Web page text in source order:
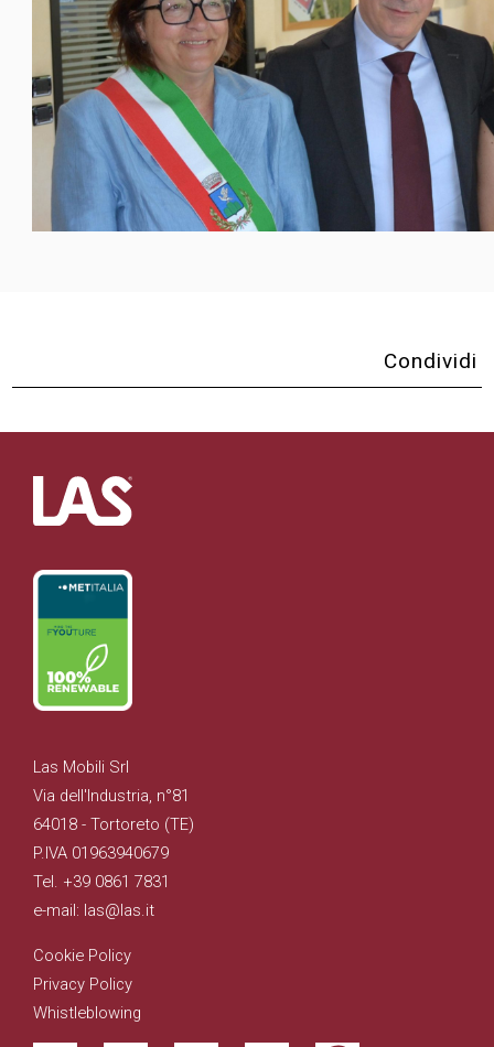
Condividi
Las Mobili Srl
Via dell'Industria, n°81
64018 - Tortoreto (TE)
P.IVA 01963940679
Tel. +39 0861 7831
e-mail: las@las.it
Cookie Policy
Privacy Policy
Whistleblowing